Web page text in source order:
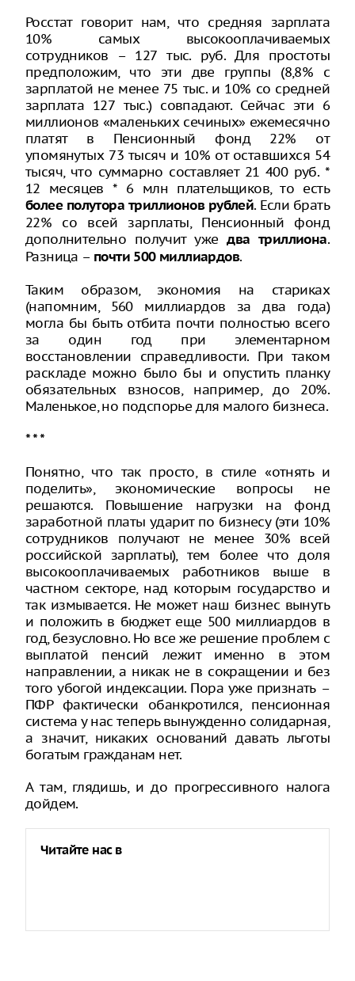
Росстат говорит нам, что средняя зарплата
10% самых высокооплачиваемых
сотрудников – 127 тыс. руб. Для простоты
предположим, что эти две группы (8,8% с
зарплатой не менее 75 тыс. и 10% со средней
зарплата 127 тыс.) совпадают. Сейчас эти 6
миллионов «маленьких сечиных» ежемесячно
платят в Пенсионный фонд 22% от
упомянутых 73 тысяч и 10% от оставшихся 54
тысяч, что суммарно составляет 21 400 руб. *
12 месяцев * 6 млн плательщиков, то есть
более полутора триллионов рублей. Если брать
22% со всей зарплаты, Пенсионный фонд
дополнительно получит ужедва триллиона.
Разница – почти 500 миллиардов.
Таким образом, экономия на стариках
(напомним, 560 миллиардов за два года)
могла бы быть отбита почти полностью всего
за один год при элементарном
восстановлении справедливости. При таком
раскладе можно было бы и опустить планку
обязательных взносов, например, до 20%.
Маленькое, но подспорье для малого бизнеса.
* * *
Понятно, что так просто, в стиле «отнять и
поделить», экономические вопросы не
решаются. Повышение нагрузки на фонд
заработной платы ударит по бизнесу (эти 10%
сотрудников получают не менее 30% всей
российской зарплаты), тем более что доля
высокооплачиваемых работников выше в
частном секторе, над которым государство и
так измывается. Не может наш бизнес вынуть
и положить в бюджет еще 500 миллиардов в
год, безусловно. Но все же решение проблем с
выплатой пенсий лежит именно в этом
направлении, а никак не в сокращении и без
того убогой индексации. Пора уже признать –
ПФР фактически обанкротился, пенсионная
система у нас теперь вынужденно солидарная,
а значит, никаких оснований давать льготы
богатым гражданам нет.
А там, глядишь, и до прогрессивного налога
дойдем.
Читайте нас в